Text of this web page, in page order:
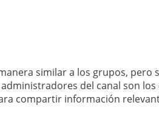
similar a los grupos,
del canal son
compartir información